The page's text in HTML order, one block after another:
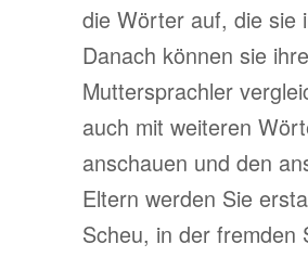
die Wörter auf, die sie
Danach können sie
Muttersprachler
auch mit weiteren
anschauen und den
Eltern werden Sie
Scheu, in der fremden